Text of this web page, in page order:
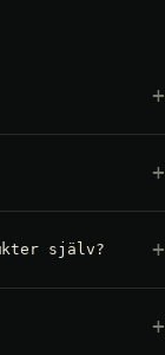
själv?